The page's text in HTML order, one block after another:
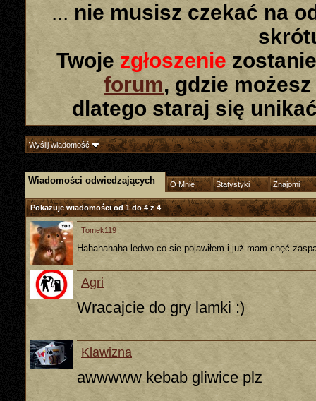
... nie musisz czekać na
Twoje zgłoszenie
forum, gdzie
dlatego staraj się
Wyślij wiadomość
Wiadomości odwiedzających O Mnie Statystyki Znajomi
Pokazuje wiadomości od 1 do4z4
Tomek119
Hahahahaha ledwo co sie pojawiłem i już mam chęć
Agri
Wracajcie do gry lamki :)
Klawizna
awwwww kebab gliwice plz